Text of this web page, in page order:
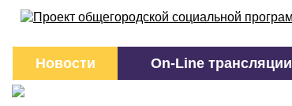
Новости On-Line трансляции